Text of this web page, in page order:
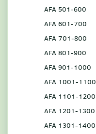
AFA 501-600
AFA 601-700
AFA 701-800
AFA 801-900
AFA 901-1000
AFA 1001-1100
AFA 1101-1200
AFA 1201-1300
AFA 1301-1400